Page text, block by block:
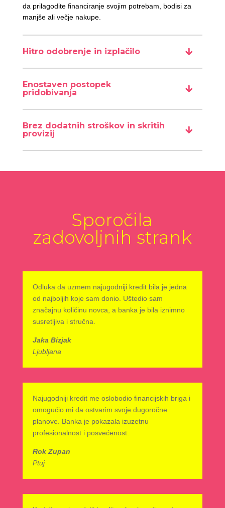
da prilagodite financiranje svojim potrebam, bodisi za
manjše ali večje nakupe.
Hitro odobrenje in izplačilo
Enostaven postopek
pridobivanja
Brez dodatnih stroškov in skritih
provizij
Sporočila
zadovoljnih strank
Odluka da uzmem najugodniji kredit bila je jedna
od najboljih koje sam donio. Uštedio sam
značajnu količinu novca, a banka je bila iznimno
susretljiva i stručna.
Jaka Bizjak
Ljubljana
Najugodniji kredit me oslobodio financijskih briga i
omogućio mi da ostvarim svoje dugoročne
planove. Banka je pokazala izuzetnu
profesionalnost i posvećenost.
Rok Zupan
Ptuj